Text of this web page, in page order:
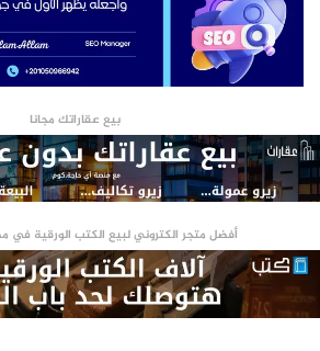
بيع عقاراتك مجانا
أفضل متجر الكتروني لبيع الكتب الورقية في